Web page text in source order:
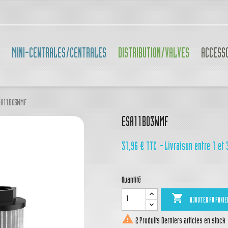
MINI-CENTRALES/CENTRALES DISTRIBUTION/VALVES
ESA11B03WMF
31,96 € TTC Livraison entre 1 et
Quantité
 AJOUTER AU
 2 Produits Derniers articles en stock